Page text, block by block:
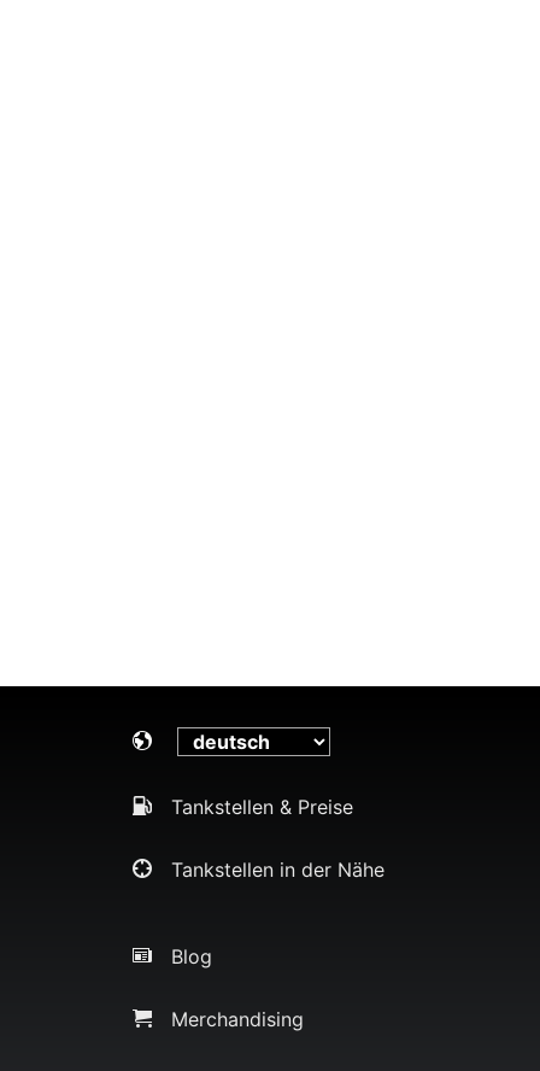
Tankstellen & Preise
Tankstellen in der Nähe
Blog
Merchandising